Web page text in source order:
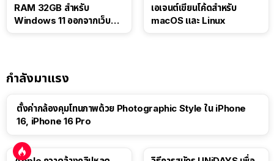
RAM 32GB สำหรับ
Windows 11 ออกจากเว็บตัว
เอเจนต์เขียนโค้ดสำหรับ
macOS และ Linux
กำลังมาแรง
ตั้งค่ากล้องคุมโทนภาพด้วย Photographic Style ใน iPhone
16, iPhone 16 Pro